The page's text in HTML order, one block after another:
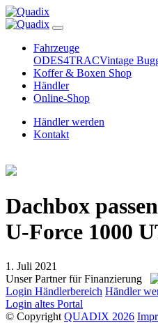
Fahrzeuge
ODES4TRACVintage
Koffer & Boxen Shop
Händler
Online-Shop
Händler werden
Kontakt
Dachbox
U-Force 1000
1. Juli 2021
Unser Partner für Finanzierung
Login Händlerbereich Händler
Login altes Portal
© Copyright QUADIX 2026